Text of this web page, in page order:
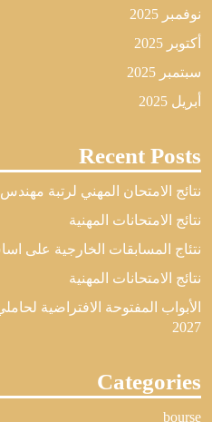
نوفمبر 2025
أكتوبر 2025
سبتمبر 2025
أبريل 2025
Recent Posts
نتائج الامتحان المهني لرتبة
نتائج الامتحانات المهنية
نتئاج المسابقات الخارجية على
نتائج الامتحانات المهنية
2027
Categories
bourse